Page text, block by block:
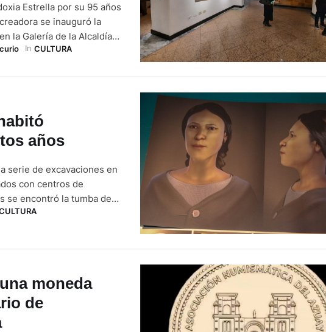
Estrella por su 95 años
se inauguró la
la Galería de la Alcaldía
luz, cardos y el corazón"
In CULTURA
años
serie de excavaciones en
con centros de
se encontró la tumba de
estaba en posición fetal
moneda
de